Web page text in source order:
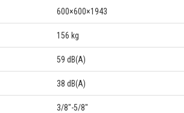
600×600×1943
156 kg
59 dB(A)
38 dB(A)
3/8"-5/8"